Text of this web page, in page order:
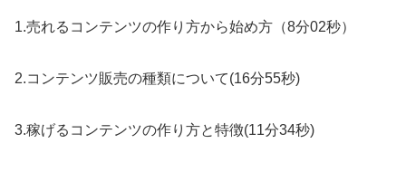
1.売れるコンテンツの作り方から始め方（8分02秒）
2.コンテンツ販売の種類について(16分55秒)
3.稼げるコンテンツの作り方と特徴(11分34秒)